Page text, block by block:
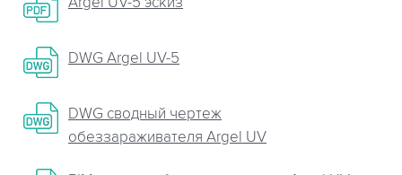
DWG Argel UV-5
DWG сводный чертеж
обеззараживателя Argel UV